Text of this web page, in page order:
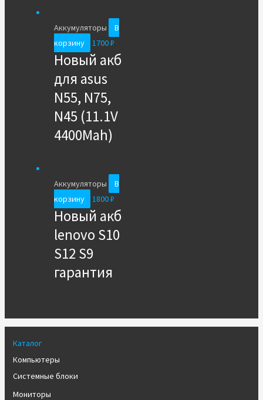
Каталог
Компьютеры
Системные блоки
Мониторы
Аккумуляторы
В
корзину
1700₽
Новый акб
для asus
N55, N75,
N45 (11.1V
4400Mah)
Аккумуляторы
В
корзину
1800₽
Новый акб
lenovo S10
S12 S9
гарантия